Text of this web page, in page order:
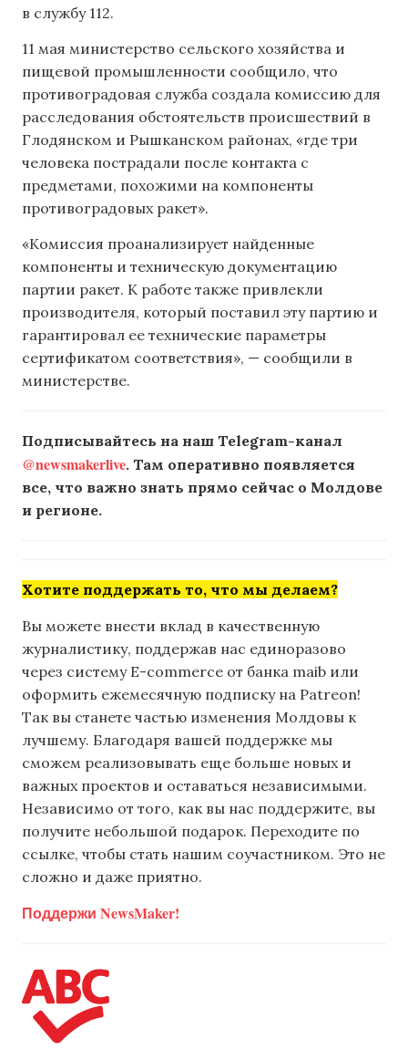
в службу 112.
11 мая министерство сельского хозяйства и
пищевой промышленности сообщило, что
противоградовая служба создала комиссию для
расследования обстоятельств происшествий в
Глодянском и Рышканском районах, «где три
человека пострадали после контакта с
предметами, похожими на компоненты
противоградовых ракет».
«Комиссия проанализирует найденные
компоненты и техническую документацию
партии ракет. К работе также привлекли
производителя, который поставил эту партию и
гарантировал ее технические параметры
сертификатом соответствия», — сообщили в
министерстве.
Подписывайтесь на наш Telegram-канал
@newsmakerlive. Там оперативно появляется
все, что важно знать прямо сейчас о Молдове
и регионе.
Хотите поддержать то, что мы делаем?
Вы можете внести вклад в качественную
журналистику, поддержав нас единоразово
через систему E-commerce от банка maib или
оформить ежемесячную подписку на Patreon!
Так вы станете частью изменения Молдовы к
лучшему. Благодаря вашей поддержке мы
сможем реализовывать еще больше новых и
важных проектов и оставаться независимыми.
Независимо от того, как вы нас поддержите, вы
получите небольшой подарок. Переходите по
ссылке, чтобы стать нашим соучастником. Это не
сложно и даже приятно.
Поддержи NewsMaker!